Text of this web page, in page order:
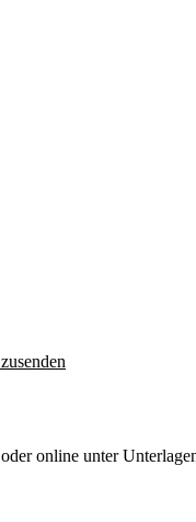
online unter